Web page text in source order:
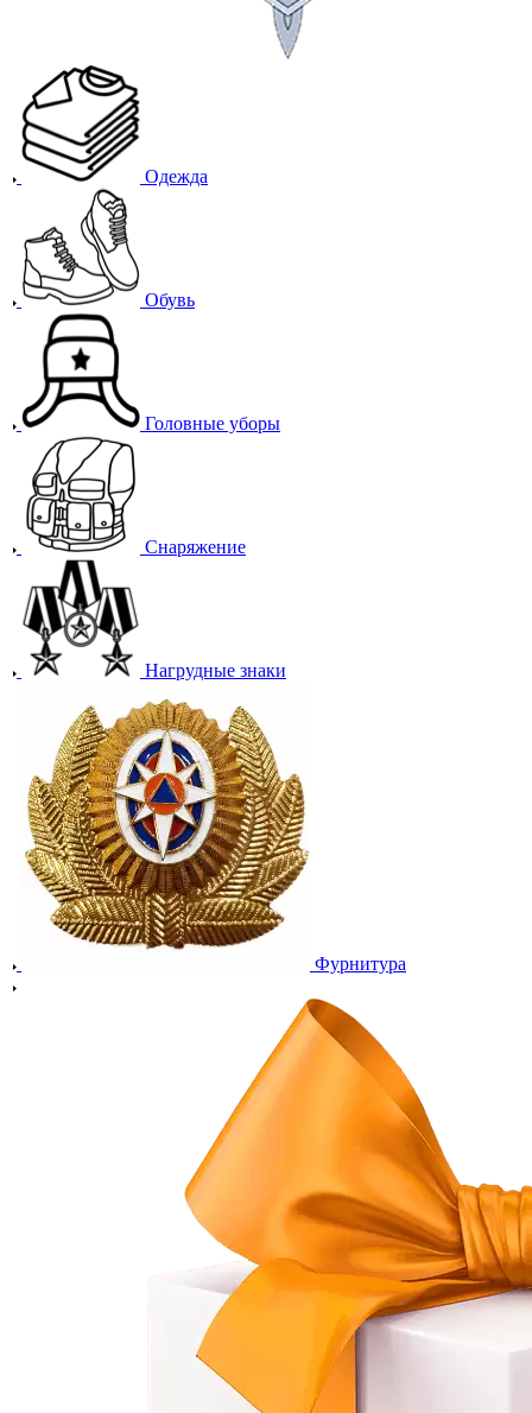
Одежда
Обувь
Головные уборы
Снаряжение
Нагрудные знаки
Фурнитура